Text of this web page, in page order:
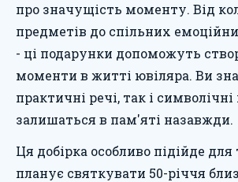
про значущість моменту. Від
предметів до спільних
- ці подарунки допоможуть
моменти в житті ювіляра. Ви
практичні речі, так і
залишаться в пам'яті назавжди.
Ця добірка особливо підійде для
планує святкувати 50-річчя